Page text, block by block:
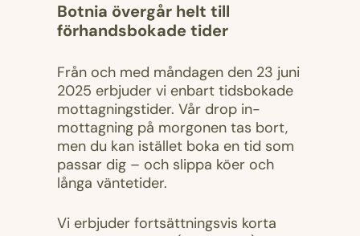
Botnia övergår helt till
förhandsbokade tider
Från och med måndagen den 23 juni
2025 erbjuder vi enbart tidsbokade
mottagningstider. Vår drop in-
mottagning på morgonen tas bort,
men du kan istället boka en tid som
passar dig – och slippa köer och
långa väntetider.
Vi erbjuder fortsättningsvis korta